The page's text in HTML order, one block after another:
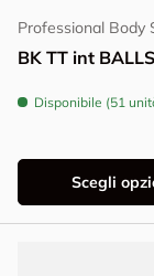
Professional Body
BK TT int BALLS
Disponibile (51
Scegli